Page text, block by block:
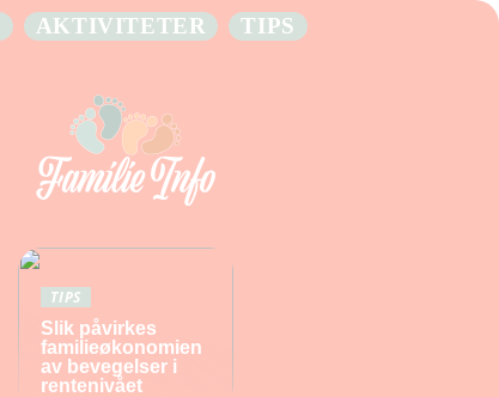
AKTIVITETER TIPS
TIPS
Slik påvirkes
familieøkonomien
av bevegelser i
rentenivået